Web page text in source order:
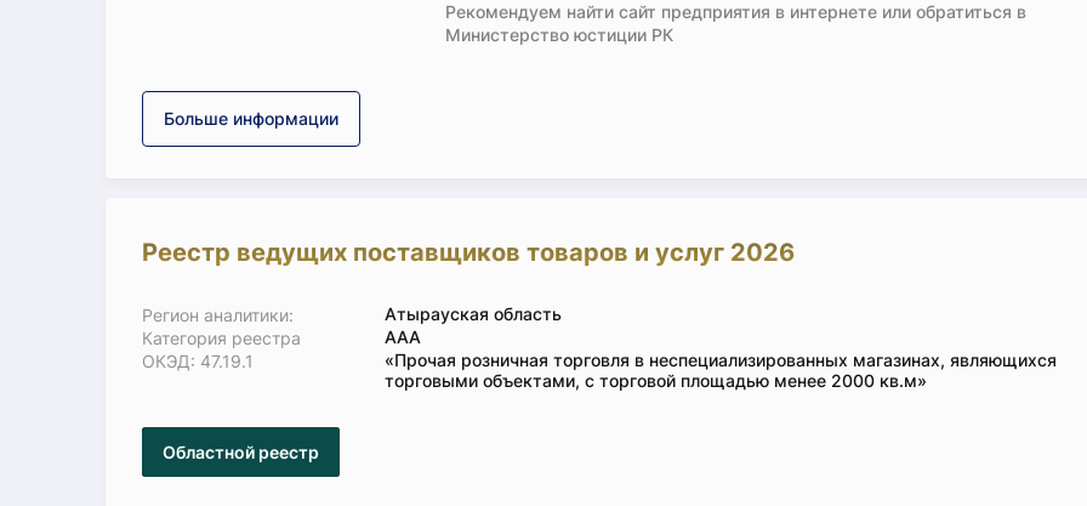
Рекомендуем найти сайт предприятия в интернете или обратиться в
Министерство юстиции РК
Больше информации
Реестр ведущих поставщиков товаров и услуг 2026
Регион аналитики:
Атырауская область
Категория реестра
ААА
ОКЭД: 47.19.1
«Прочая розничная торговля в неспециализированных магазинах, являющихся
торговыми объектами, с торговой площадью менее 2000 кв.м»
Областной реестр